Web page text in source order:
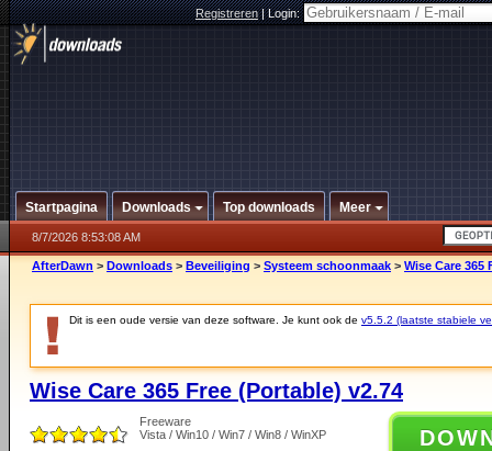
Registreren|Login:
Startpagina Downloads Top downloads Meer
8/7/2026 8:53:08 AM
AfterDawn > Downloads > Beveiliging > Systeem schoonmaak > Wise Care 365
Dit is een oude versie van deze software. Je kunt ook de v5.5.2 (laatste stabiele
Wise Care 365 Free (Portable) v2.74
Freeware
Vista / Win10 / Win7 / Win8 / WinXP